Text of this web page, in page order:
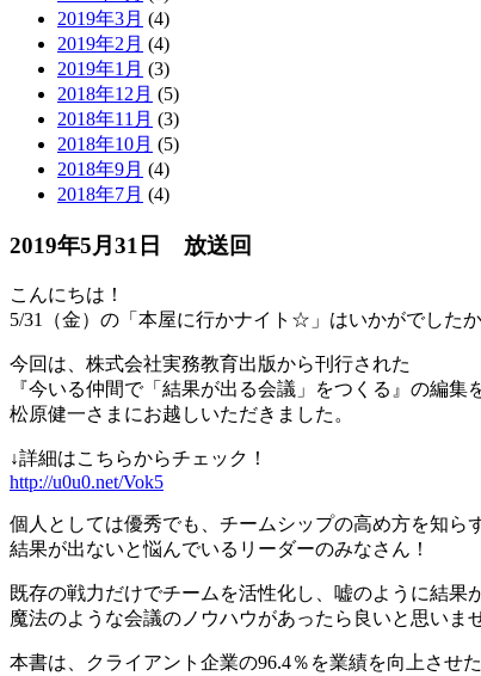
2019年3月 (4)
2019年2月 (4)
2019年1月 (3)
2018年12月 (5)
2018年11月 (3)
2018年10月 (5)
2018年9月 (4)
2018年7月 (4)
2019年5月31日 放送回
こんにちは！
5/31（金）の「本屋に行かナイト☆」はいかがでしたか
今回は、株式会社実務教育出版から刊行された
『今いる仲間で「結果が出る会議」をつくる』の編集
松原健一さまにお越しいただきました。
↓詳細はこちらからチェック！
http://u0u0.net/Vok5
個人としては優秀でも、チームシップの高め方を知ら
結果が出ないと悩んでいるリーダーのみなさん！
既存の戦力だけでチームを活性化し、嘘のように結果
魔法のような会議のノウハウがあったら良いと思いま
本書は、クライアント企業の96.4％を業績を向上させ